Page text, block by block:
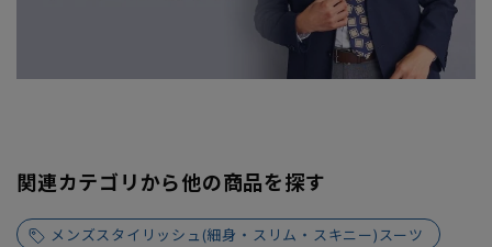
関連カテゴリから他の商品を探す
メンズスタイリッシュ(細身・スリム・スキニー)スーツ